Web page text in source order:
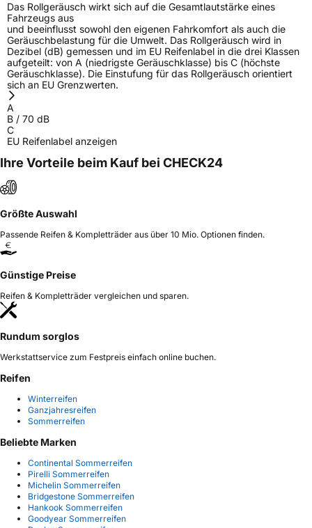
Das Rollgeräusch wirkt sich auf die Gesamtlautstärke eines
Fahrzeugs aus
und beeinflusst sowohl den eigenen Fahrkomfort als auch die
Geräuschbelastung für die Umwelt. Das Rollgeräusch wird in
Dezibel (dB) gemessen und im EU Reifenlabel in die drei Klassen
aufgeteilt: von A (niedrigste Geräuschklasse) bis C (höchste
Geräuschklasse). Die Einstufung für das Rollgeräusch orientiert
sich an EU Grenzwerten.
A
B / 70 dB
C
EU Reifenlabel anzeigen
Ihre Vorteile beim Kauf bei CHECK24
Größte Auswahl
Passende Reifen & Kompletträder aus über 10 Mio. Optionen finden.
Günstige Preise
Reifen & Kompletträder vergleichen und sparen.
Rundum sorglos
Werkstattservice zum Festpreis einfach online buchen.
Reifen
Winterreifen
Ganzjahresreifen
Sommerreifen
Beliebte Marken
Continental Sommerreifen
Pirelli Sommerreifen
Michelin Sommerreifen
Bridgestone Sommerreifen
Hankook Sommerreifen
Goodyear Sommerreifen